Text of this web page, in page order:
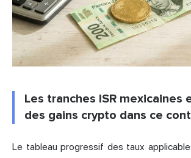
Les tranches ISR mexicaines
des gains crypto dans ce
Le tableau progressif des taux